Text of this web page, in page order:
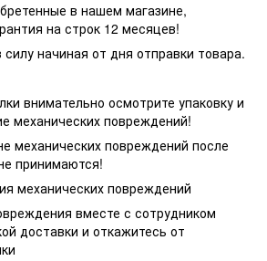
в нашем магазине,
на строк 12 месяцев!
силу начиная от дня отправки товара.
внимательно осмотрите упаковку и
механических повреждений!
механических повреждений после
принимаются!
механических повреждений
вместе с сотрудником
доставки и откажитесь от